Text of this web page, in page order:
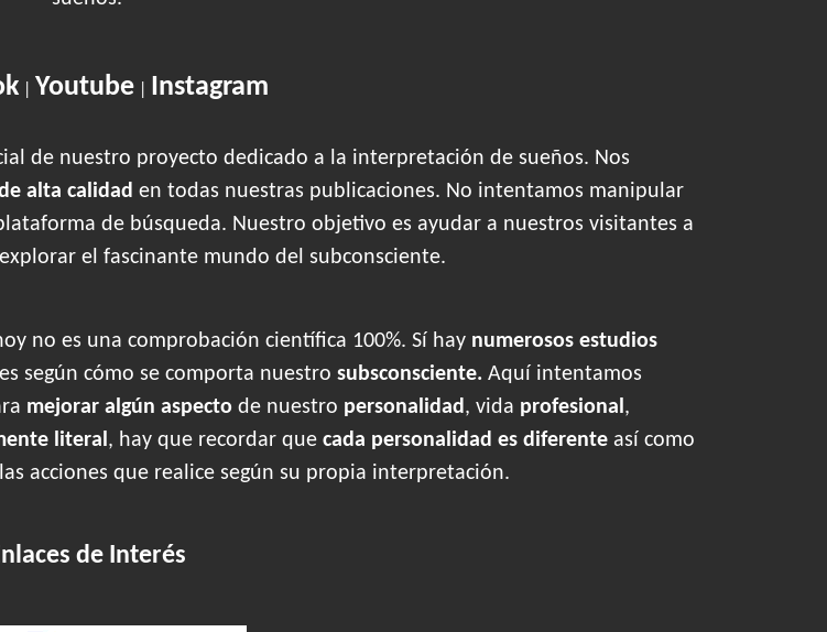
| Youtube| Instagram
de nuestro proyecto dedicado a la interpretación de sueños. Nos
alta calidad en todas nuestras publicaciones. No intentamos manipular
de búsqueda. Nuestro objetivo es ayudar a nuestros visitantes a
el fascinante mundo del subconsciente.
no es una comprobación científica 100%. Sí hay numerosos estudios
según cómo se comporta nuestro subsconsciente. Aquí intentamos
mejorar algún aspecto de nuestro personalidad, vida profesional,
literal, hay que recordar que cada personalidad es diferente así como
acciones que realice según su propia interpretación.
de Interés